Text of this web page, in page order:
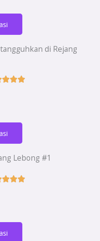
di Rejang
Rated
Lebong #1
Rated